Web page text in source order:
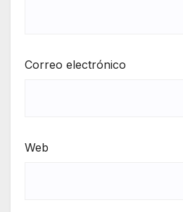
Correo electrónico
Web